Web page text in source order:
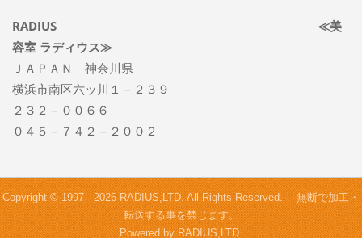
RADIUS ≪美
容室 ラディウス≫
ＪＡＰＡＮ 神奈川県
横浜市南区六ッ川１－２３９
２３２－００６６
０４５－７４２－２００２
Copyright © 1997 - 2026 RADIUS,LTD. All Rights Reserved. 無断で加工・
転送する事を禁じます。
Powered by RADIUS,LTD.